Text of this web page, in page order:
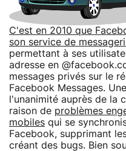
C'est en 2010 que
son service de
permettant à ses
adresse en
messages privés sur le
Facebook Messages.
l'unanimité auprès de la
raison de problèmes
mobiles qui se
Facebook, supprimant
créant des bugs. Bien